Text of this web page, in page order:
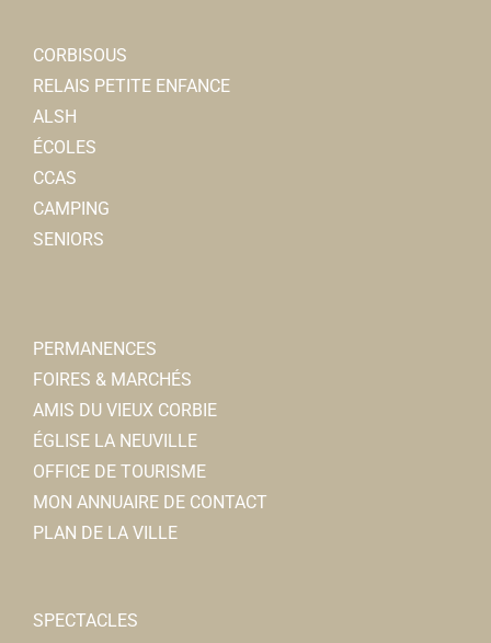
CORBISOUS
RELAIS PETITE ENFANCE
ALSH
ÉCOLES
CCAS
CAMPING
SENIORS
PERMANENCES
FOIRES & MARCHÉS
AMIS DU VIEUX CORBIE
ÉGLISE LA NEUVILLE
OFFICE DE TOURISME
MON ANNUAIRE DE CONTACT
PLAN DE LA VILLE
SPECTACLES